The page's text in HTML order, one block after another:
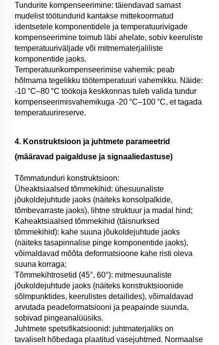
Tundurite kompenseerimine: täiendavad samast
mudelist töötundurid kantakse mittekoormatud
identsetele komponentidele ja temperatuurivigade
kompenseerimine toimub läbi ahelate, sobiv keeruliste
temperatuuriväljade või mitmematerjaliliste
komponentide jaoks.
Temperatuurikompenseerimise vahemik: peab
hõlmama tegelikku töötemperatuuri vahemikku. Näide:
-10 °C–80 °C töökoja keskkonnas tuleb valida tundur
kompenseerimisvahemikuga -20 °C–100 °C, et tagada
temperatuurireserve.
4. Konstruktsioon ja juhtmete parameetrid
(määravad paigalduse ja signaaliedastuse)
Tõmmatunduri konstruktsioon:
Üheaktsiaalsed tõmmekihid: ühesuunaliste
jõukoldejuhtude jaoks (näiteks konsolpalkide,
tõmbevarraste jaoks), lihtne struktuur ja madal hind;
Kaheaktsiaalsed tõmmekihid (täisnurksed
tõmmekihid): kahe suuna jõukoldejuhtude jaoks
(näiteks tasapinnalise pinge komponentide jaoks),
võimaldavad mõõta deformatsioone kahe risti oleva
suuna korraga;
Tõmmekihtrosetid (45°, 60°): mitmesuunaliste
jõukoldejuhtude jaoks (näiteks konstruktsioonide
sõlmpunktides, keerulistes detailides), võimaldavad
arvutada peadeformatsiooni ja peapainde suunda,
sobivad pingeanalüüsiks.
Juhtmete spetsifikatsioonid: juhtmaterjaliks on
tavaliselt hõbedaga plaatitud vasejuhtmed. Normaalse